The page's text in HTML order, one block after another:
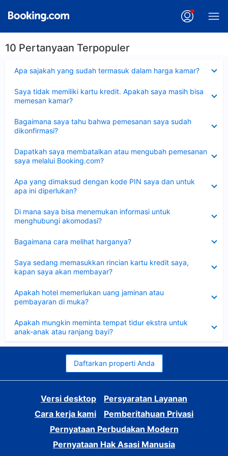
10 Pertanyaan Terpopuler
Apa sajakah yang sudah termasuk dalam harga kamar?
Saya tidak memiliki kartu kredit. Apakah saya masih bisa
memesan kamar?
Bagaimana saya tahu bahwa pemesanan saya sudah
dikonfirmasi?
Dapatkah saya membatalkan atau mengubah pemesanan
saya melalui Booking.com?
Apa yang dimaksud dengan kode PIN saya dan untuk
apa ini diperlukan?
Di mana saya bisa menemukan informasi untuk
menghubungi akomodasi?
Bagaimana cara melihat harganya?
Saya sedang memasukkan rincian kartu kredit saya,
kapan saya akan membayar?
Apakah hotel memerlukan uang jaminan atau
pembayaran di muka?
Apakah mungkin meminta tempat tidur ekstra untuk
anak-anak atau ranjang bayi?
Daftarkan properti Anda
Versi desktop
Persyaratan Layanan
Cara kerja kami
Pemberitahuan Privasi
Pernyataan Perbudakan Modern
Pernyataan Hak Asasi Manusia